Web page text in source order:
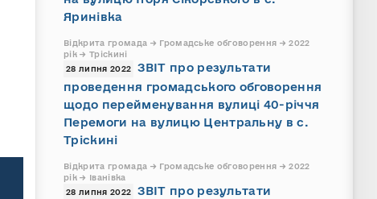
Яринівка
Відкрита громада → Громадське обговорення → 2022
рік → Тріскині
28 липня 2022
ЗВІТ про результати
проведення громадського обговорення
щодо перейменування вулиці 40-річчя
Перемоги на вулицю Центральну в с.
Тріскині
Відкрита громада → Громадське обговорення → 2022
рік → Іванівка
28 липня 2022
ЗВІТ про результати